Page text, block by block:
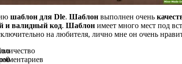
шаблон для Dle. Шаблон выполнен очень
и валидный код. Шаблон имеет много мест под
на любителя, лично мне он очень
0